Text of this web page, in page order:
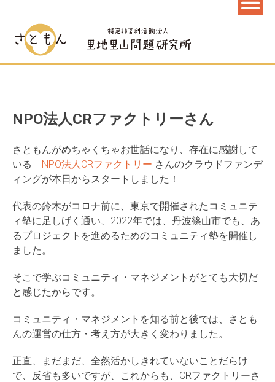
NPO法人CRファクトリーさん
さともんがめちゃくちゃお世話になり、存在に感謝して
いる NPO法人CRファクトリー さんのクラウドファンデ
ィングが本日からスタートしました！
代表の鈴木がコロナ前に、東京で開催されたコミュニテ
ィ塾に足しげく通い、2022年では、丹波篠山市でも、あ
るプロジェクトを進めるためのコミュニティ塾を開催し
ました。
そこで学ぶコミュニティ・マネジメントがとても大切だ
と感じたからです。
コミュニティ・マネジメントを知る前と後では、さとも
んの運営の仕方・考え方が大きく変わりました。
正直、まだまだ、全然活かしきれていないことだらけ
で、反省も多いですが、これからも、CRファクトリーさ